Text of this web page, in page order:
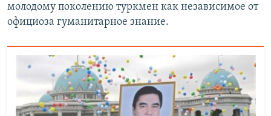
молодому поколению туркмен как независимое от
официоза гуманитарное знание.